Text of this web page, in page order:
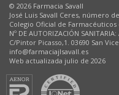
© 2026 Farmacia Savall
José Luis Savall Ceres, número
Colegio Oficial de Farmacéuticos
Nº DE AUTORIZACIÓN
C/Pintor Picasso,1. 03690 San
info@farmaciajlsavall.es
Web actualizada julio de 2026